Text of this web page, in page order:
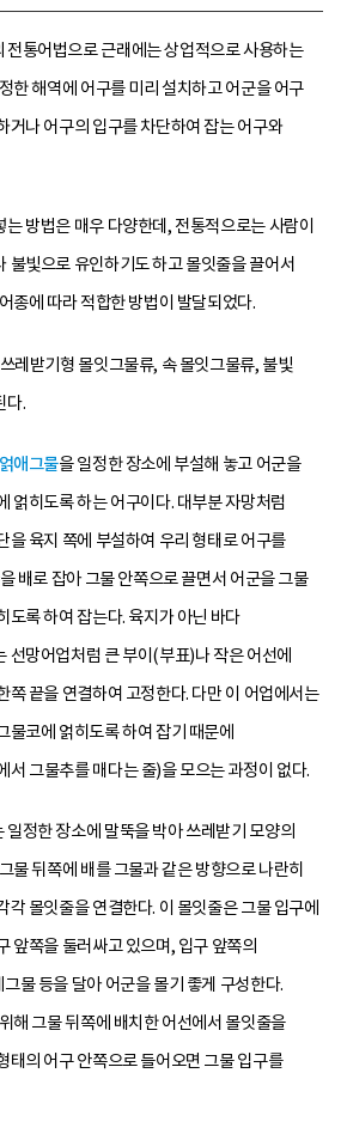
전통어법으로 근래에는 상업적으로 사용하는
한 해역에 어구를 미리 설치하고 어군을 어구
거나 어구의 입구를 차단하여 잡는 어구와
방법은 매우 다양한데, 전통적으로는 사람이
불빛으로 유인하기도 하고 몰잇줄을 끌어서
종에 따라 적합한 방법이 발달되었다.
레받기형 몰잇그물류, 속 몰잇그물류, 불빛
다.
얽애그물을 일정한 장소에 부설해 놓고 어군을
얽히도록 하는 어구이다. 대부분 자망처럼
을 육지 쪽에 부설하여 우리 형태로 어구를
배로 잡아 그물 안쪽으로 끌면서 어군을 그물
도록 하여 잡는다. 육지가 아닌 바다
선망어업처럼 큰 부이(부표)나 작은 어선에
쪽 끝을 연결하여 고정한다. 다만 이 어업에서는
물코에 얽히도록 하여 잡기 때문에
그물추를 매다는 줄)을 모으는 과정이 없다.
정한 장소에 말뚝을 박아 쓰레받기 모양의
물 뒤쪽에 배를 그물과 같은 방향으로 나란히
각 몰잇줄을 연결한다. 이 몰잇줄은 그물 입구에
앞쪽을 둘러싸고 있으며, 입구 앞쪽의
물 등을 달아 어군을 몰기 좋게 구성한다.
해 그물 뒤쪽에 배치한 어선에서 몰잇줄을
태의 어구 안쪽으로 들어오면 그물 입구를